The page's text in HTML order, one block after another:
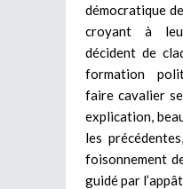
démocratique
croyant à
décident de
formation
faire cavalier
explication,
les
foisonnement
guidé par